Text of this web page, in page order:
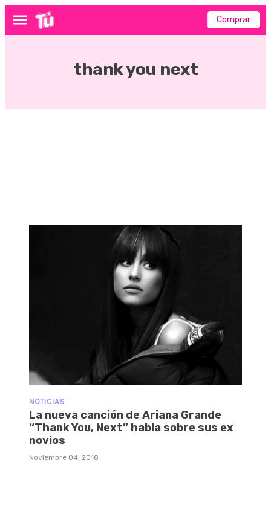
Menú Comprar
thank you next
NOTICIAS
La nueva canción de Ariana Grande
“Thank You, Next” habla sobre sus ex
novios
Noviembre 04, 2018